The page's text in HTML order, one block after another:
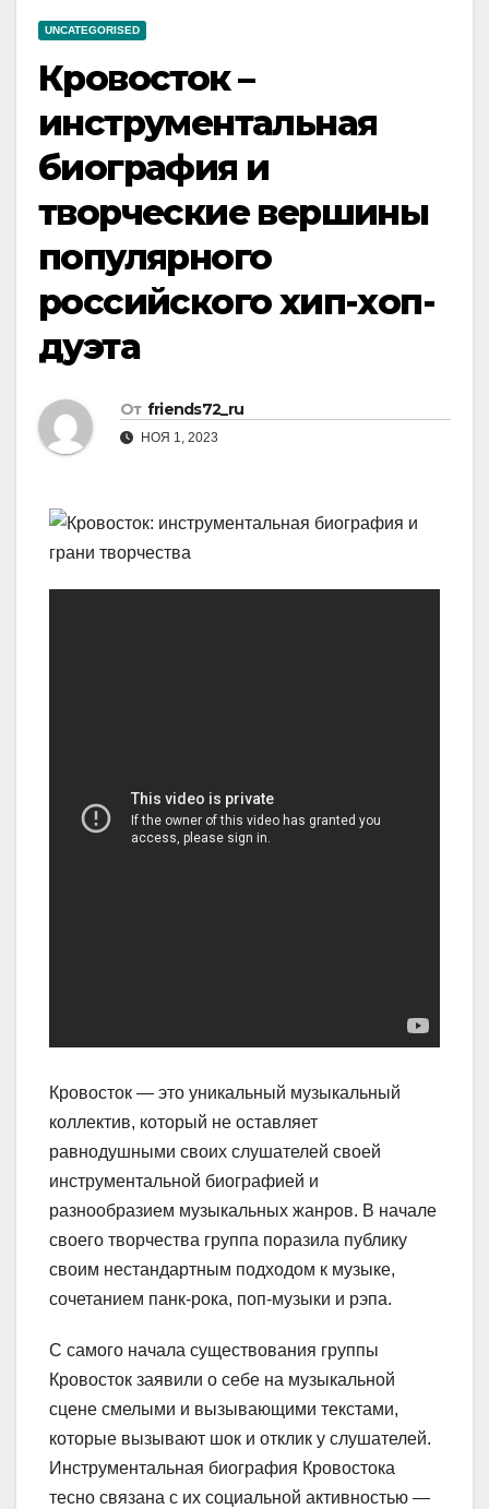
UNCATEGORISED
Кровосток –
инструментальная
биография и
творческие вершины
популярного
российского хип-хоп-
дуэта
От friends72_ru
НОЯ 1, 2023
Кровосток — это уникальный музыкальный
коллектив, который не оставляет
равнодушными своих слушателей своей
инструментальной биографией и
разнообразием музыкальных жанров. В начале
своего творчества группа поразила публику
своим нестандартным подходом к музыке,
сочетанием панк-рока, поп-музыки и рэпа.
С самого начала существования группы
Кровосток заявили о себе на музыкальной
сцене смелыми и вызывающими текстами,
которые вызывают шок и отклик у слушателей.
Инструментальная биография Кровостока
тесно связана с их социальной активностью —